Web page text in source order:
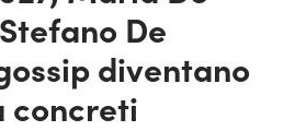
De
diventano
concreti